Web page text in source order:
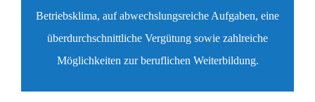
Betriebsklima, auf abwechslungsreiche Aufgaben, eine
überdurchschnittliche Vergütung sowie zahlreiche
Möglichkeiten zur beruflichen Weiterbildung.